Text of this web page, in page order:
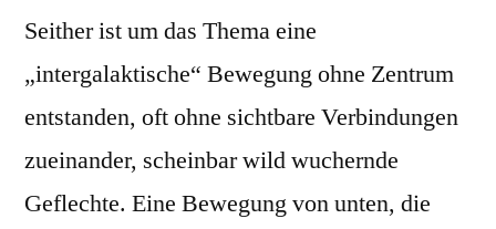
Seither ist um das Thema eine
„intergalaktische“ Bewegung ohne Zentrum
entstanden, oft ohne sichtbare Verbindungen
zueinander, scheinbar wild wuchernde
Geflechte. Eine Bewegung von unten, die